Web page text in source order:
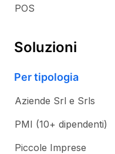
POS
Soluzioni
Per tipologia
Aziende Srl e Srls
PMI (10+ dipendenti)
Piccole Imprese